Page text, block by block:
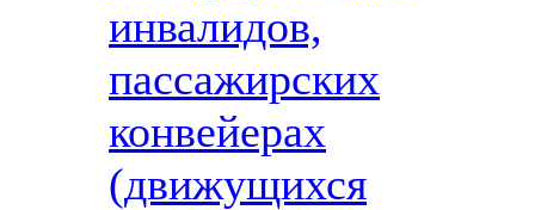
инвалидов,
пассажирских
конвейерах
(движущихся